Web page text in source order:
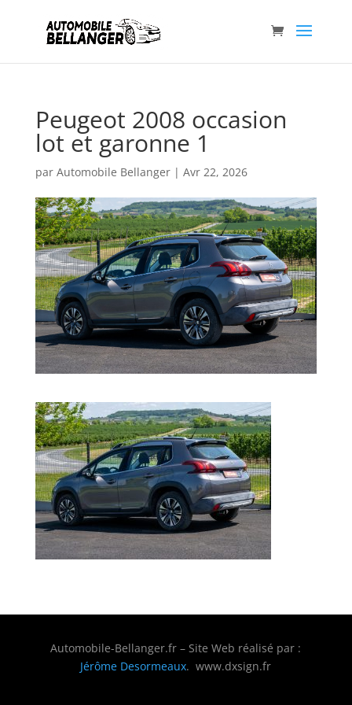
Peugeot 2008 occasion
lot et garonne 1
par Automobile Bellanger| Avr 22, 2026
Automobile-Bellanger.fr – Site Web réalisé par :
Jérôme Desormeaux. www.dxsign.fr